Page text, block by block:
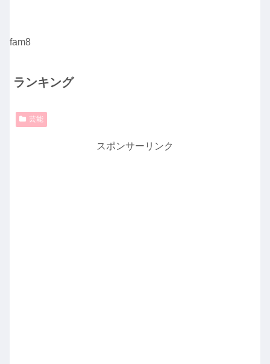
fam8
ランキング
芸能
スポンサーリンク